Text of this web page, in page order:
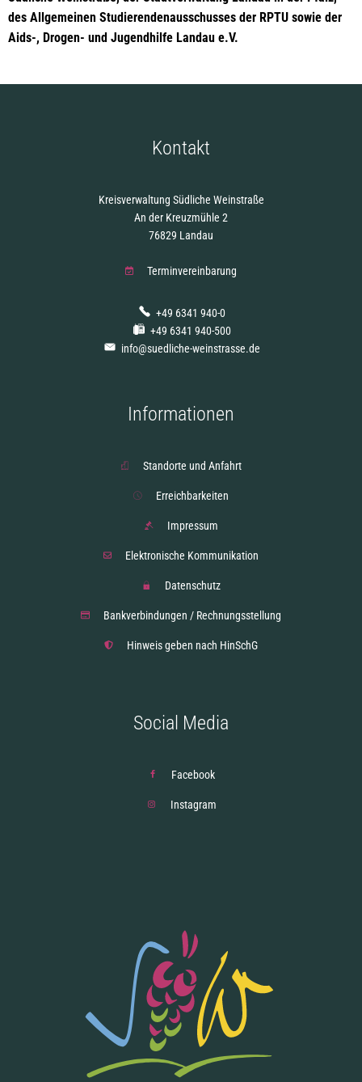
des Allgemeinen Studierendenausschusses der RPTU sowie der
Aids-, Drogen- und Jugendhilfe Landau e.V.
Kontakt
Kreisverwaltung Südliche Weinstraße
An der Kreuzmühle 2
76829 Landau
Terminvereinbarung
+49 6341 940-0
+49 6341 940-500
info@suedliche-weinstrasse.de
Informationen
Standorte und Anfahrt
Erreichbarkeiten
Impressum
Elektronische Kommunikation
Datenschutz
Bankverbindungen / Rechnungsstellung
Hinweis geben nach HinSchG
Social Media
Facebook
Instagram